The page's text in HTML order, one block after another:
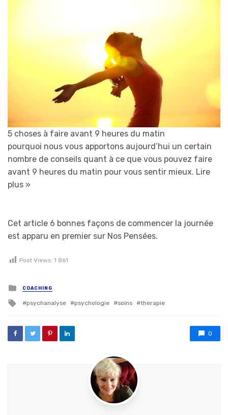
5 choses à faire avant 9 heures du matin
pourquoi nous vous apportons aujourd’hui un certain
nombre de conseils quant à ce que vous pouvez faire
avant 9 heures du matin pour vous sentir mieux. Lire
plus »
Cet article 6 bonnes façons de commencer la journée
est apparu en premier sur Nos Pensées.
Post Views: 1 861
Posted in
COACHING
Tagged with
psychanalyse psychologie soins therapie
0